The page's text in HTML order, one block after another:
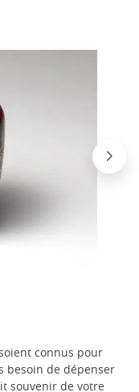
connus pour
besoin de dépenser
souvenir de votre